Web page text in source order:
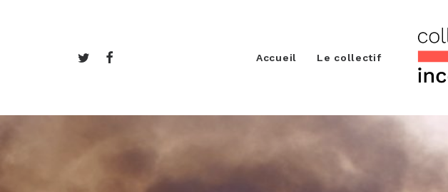
Accueil Le collectif